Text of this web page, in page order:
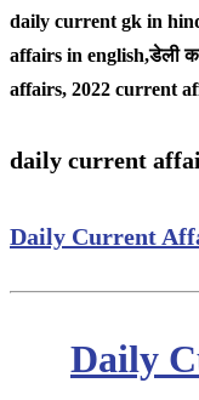
daily current gk in
affairs in english,डेली
affairs, 2022 current
daily current
Daily Current
Daily